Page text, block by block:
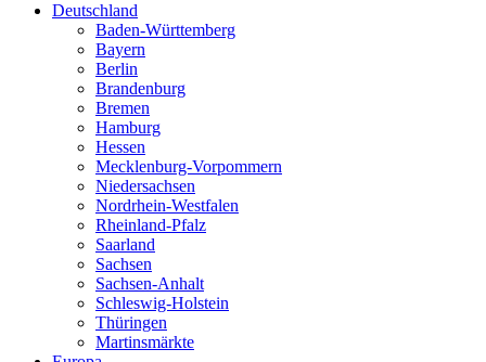
Deutschland
Baden-Württemberg
Bayern
Berlin
Brandenburg
Bremen
Hamburg
Hessen
Mecklenburg-Vorpommern
Niedersachsen
Nordrhein-Westfalen
Rheinland-Pfalz
Saarland
Sachsen
Sachsen-Anhalt
Schleswig-Holstein
Thüringen
Martinsmärkte